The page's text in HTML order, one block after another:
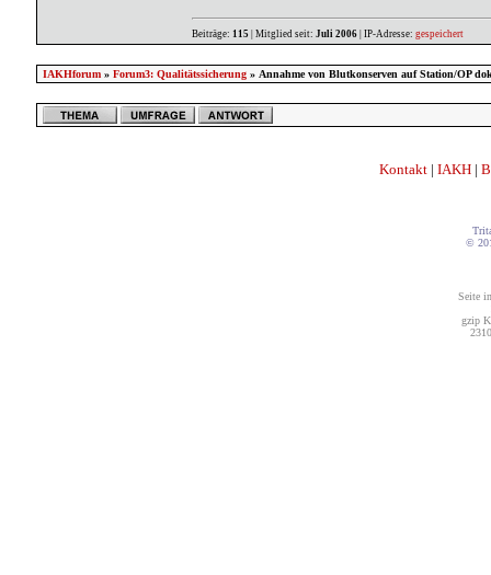
Beiträge: 115 | Mitglied seit: Juli 2006| IP-Adresse: gespeichert
IAKHforum» Forum3: Qualitätssicherung» Annahme von Blutkonserven auf Station/OP
Kontakt | IAKH |
©
Seite
gzip